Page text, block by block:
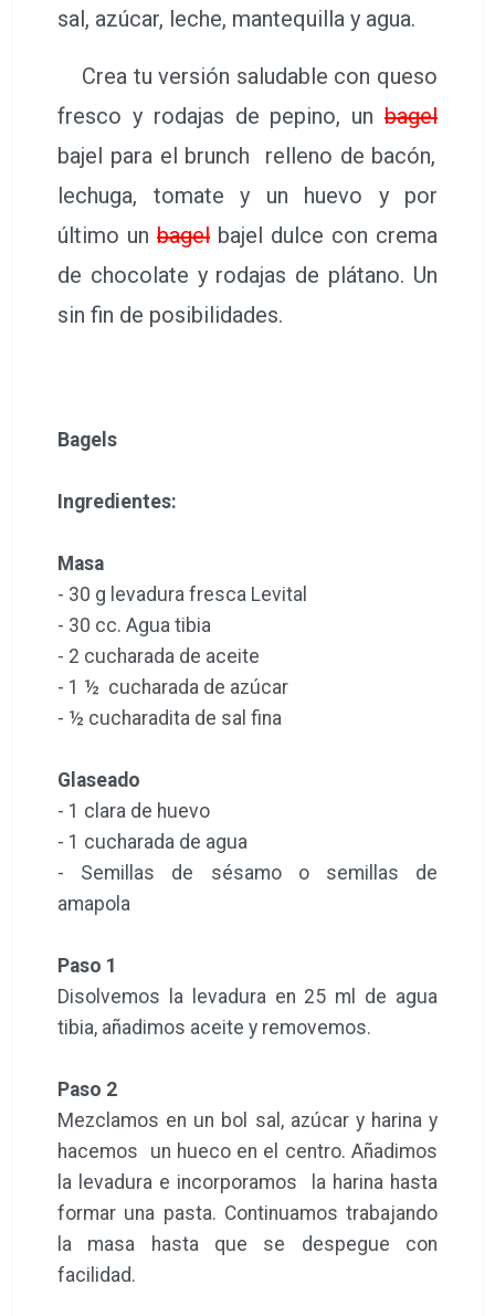
sal, azúcar, leche, mantequilla y agua.
Crea tu versión saludable con queso
fresco y rodajas de pepino, un bagel
bajel para el brunch relleno de bacón,
lechuga, tomate y un huevo y por
último un bagel bajel dulce con crema
de chocolate y rodajas de plátano. Un
sin fin de posibilidades.
Bagels
Ingredientes:
Masa
- 30 g levadura fresca Levital
- 30 cc. Agua tibia
- 2 cucharada de aceite
- 1 ½ cucharada de azúcar
- ½ cucharadita de sal fina
Glaseado
- 1 clara de huevo
- 1 cucharada de agua
- Semillas de sésamo o semillas de
amapola
Paso 1
Disolvemos la levadura en 25 ml de agua
tibia, añadimos aceite y removemos.
Paso 2
Mezclamos en un bol sal, azúcar y harina y
hacemos un hueco en el centro. Añadimos
la levadura e incorporamos la harina hasta
formar una pasta. Continuamos trabajando
la masa hasta que se despegue con
facilidad.